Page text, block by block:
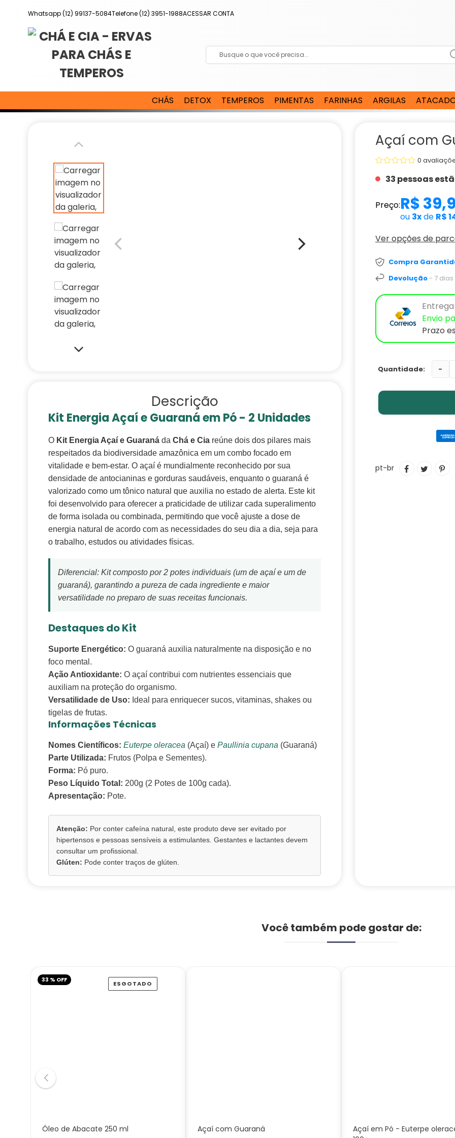
Whatsapp (12) 99137-5084Telefone (12) 3951-1988ACESSAR CONTA
CHÁS DETOX TEMPEROS PIMENTAS FARINHAS ARGILAS
Açaí com
0
33 pessoas
Preço:R$
ou 3xde R$
Ver opções de
Compra
Devolução - 7
Envio
Prazo
-
o
pt-br TUITAR
Descrição
Kit Energia Açaí e Guaraná em Pó - 2 Unidades
O Kit Energia Açaí e Guaraná da Chá e Cia reúne dois dos pilares mais
respeitados da biodiversidade amazônica em um combo focado em
vitalidade e bem-estar. O açaí é mundialmente reconhecido por sua
densidade de antocianinas e gorduras saudáveis, enquanto o guaraná é
valorizado como um tônico natural que auxilia no estado de alerta. Este kit
foi desenvolvido para oferecer a praticidade de utilizar cada superalimento
de forma isolada ou combinada, permitindo que você ajuste a dose de
energia natural de acordo com as necessidades do seu dia a dia, seja para
o trabalho, estudos ou atividades físicas.
Diferencial: Kit composto por 2 potes individuais (um de açaí e um de
guaraná), garantindo a pureza de cada ingrediente e maior
versatilidade no preparo de suas receitas funcionais.
Destaques do Kit
Suporte Energético: O guaraná auxilia naturalmente na disposição e no
foco mental.
Ação Antioxidante: O açaí contribui com nutrientes essenciais que
auxiliam na proteção do organismo.
Versatilidade de Uso: Ideal para enriquecer sucos, vitaminas, shakes ou
tigelas de frutas.
Informações Técnicas
Nomes Científicos: Euterpe oleracea (Açaí) e Paullinia cupana (Guaraná)
Parte Utilizada: Frutos (Polpa e Sementes).
Forma: Pó puro.
Peso Líquido Total: 200g (2 Potes de 100g cada).
Apresentação: Pote.
Atenção: Por conter cafeína natural, este produto deve ser evitado por
hipertensos e pessoas sensíveis a estimulantes. Gestantes e lactantes devem
consultar um profissional.
Glúten: Pode conter traços de glúten.
Você também pode gostar de:
ESGOTADO
Óleo de Abacate 250 ml
33 % OFF
Açaí com Guaraná
Açaí em Pó - Euterpe